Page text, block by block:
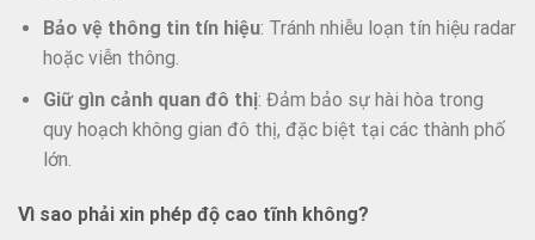
Bảo vệ thông tin tín hiệu: Tránh nhiễu loạn tín hiệu radar
hoặc viễn thông.
Giữ gìn cảnh quan đô thị: Đảm bảo sự hài hòa trong
quy hoạch không gian đô thị, đặc biệt tại các thành phố
lớn.
Vì sao phải xin phép độ cao tĩnh không?